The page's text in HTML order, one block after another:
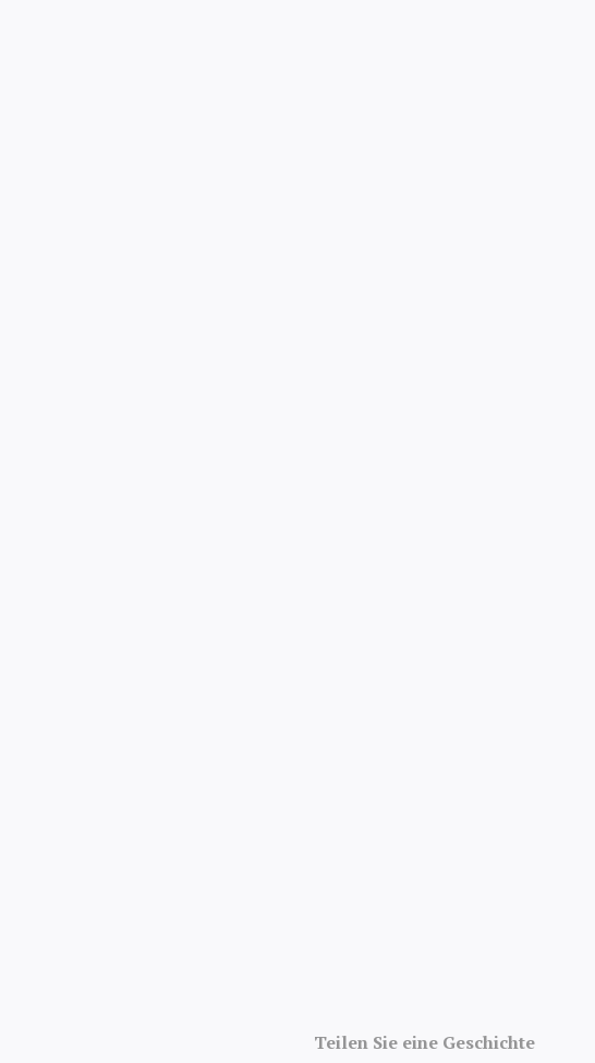
Teilen Sie eine Geschichte